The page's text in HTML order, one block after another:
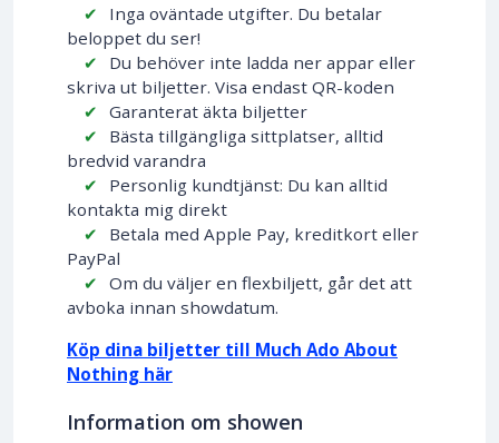
Inga oväntade utgifter. Du betalar
beloppet du ser!
Du behöver inte ladda ner appar eller
skriva ut biljetter. Visa endast QR-koden
Garanterat äkta biljetter
Bästa tillgängliga sittplatser, alltid
bredvid varandra
Personlig kundtjänst: Du kan alltid
kontakta mig direkt
Betala med Apple Pay, kreditkort eller
PayPal
Om du väljer en flexbiljett, går det att
avboka innan showdatum.
Köp dina biljetter till Much Ado About
Nothing här
Information om showen